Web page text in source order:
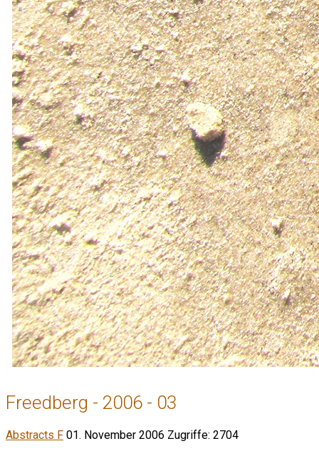
Freedberg - 2006 - 03
Abstracts F 01. November 2006 Zugriffe: 2704